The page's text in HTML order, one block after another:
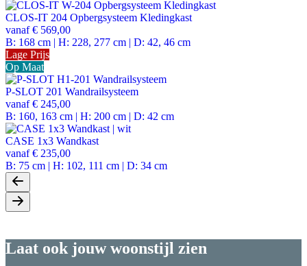
CLOS-IT 204 Opbergsysteem Kledingkast
vanaf € 569,00
B: 168 cm | H: 228, 277 cm | D: 42, 46 cm
Lage Prijs
Op Maat
P-SLOT 201 Wandrailsysteem
vanaf € 245,00
B: 160, 163 cm | H: 200 cm | D: 42 cm
CASE 1x3 Wandkast
vanaf € 235,00
B: 75 cm | H: 102, 111 cm | D: 34 cm
Laat ook jouw woonstijl zien